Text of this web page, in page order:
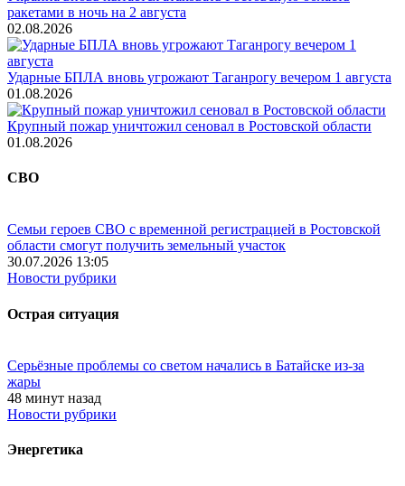
ракетами в ночь на 2 августа
02.08.2026
Ударные БПЛА вновь угрожают Таганрогу вечером 1 августа
01.08.2026
Крупный пожар уничтожил сеновал в Ростовской области
01.08.2026
СВО
Семьи героев СВО с временной регистрацией в Ростовской
области смогут получить земельный участок
30.07.2026 13:05
Новости рубрики
Острая ситуация
Серьёзные проблемы со светом начались в Батайске из-за
жары
48 минут назад
Новости рубрики
Энергетика